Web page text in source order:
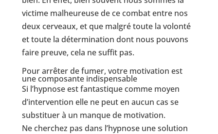
victime malheureuse de ce combat entre nos
deux cerveaux, et que malgré toute la volonté
et toute la détermination dont nous pouvons
faire preuve, cela ne suffit pas.
Pour arrêter de fumer, votre motivation est
une composante indispensable
Si l’hypnose est fantastique comme moyen
d’intervention elle ne peut en aucun cas se
substituer à un manque de motivation.
Ne cherchez pas dans l’hypnose une solution